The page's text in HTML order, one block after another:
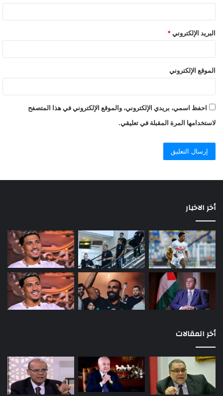
البريد الإلكتروني *
الموقع الإلكتروني
احفظ اسمي، بريدي الإلكتروني، والموقع الإلكتروني في هذا المتصفح
لاستخدامها المرة المقبلة في تعليقي.
أخر الاخبار
أخر المقالات